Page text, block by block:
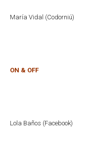
María Vidal (Codorniú)
ON & OFF
Lola Baños (Facebook)